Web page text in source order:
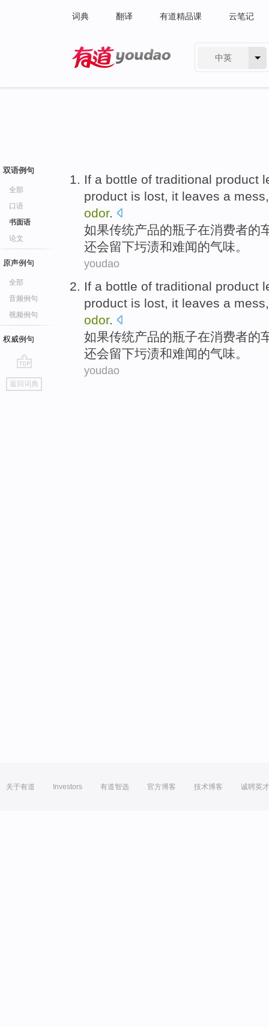
词典 翻译 有道精品课 云笔记
中英
双语例句
全部
口语
书面语
论文
原声例句
全部
音频例句
视频例句
权威例句
go
top
返回词典
If a bottle of traditional product
product is lost, it leaves a
odor.
如果传统产品的瓶子在消费者的
还会留下圬渍和难闻的气味。
youdao
If a bottle of traditional product
product is lost, it leaves a
odor.
如果传统产品的瓶子在消费者的
还会留下圬渍和难闻的气味。
youdao
关于有道 Investors 有道智选 官方博客 技术博客 诚聘英才